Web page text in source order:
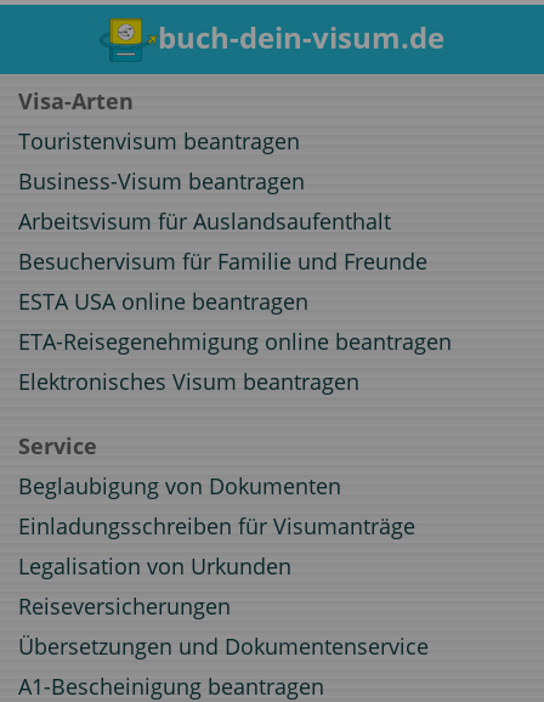
buch-dein-visum.de
Visa-Arten
Touristenvisum beantragen
Business-Visum beantragen
Arbeitsvisum für Auslandsaufenthalt
Besuchervisum für Familie und Freunde
ESTA USA online beantragen
ETA-Reisegenehmigung online beantragen
Elektronisches Visum beantragen
Service
Beglaubigung von Dokumenten
Einladungsschreiben für Visumanträge
Legalisation von Urkunden
Reiseversicherungen
Übersetzungen und Dokumentenservice
A1-Bescheinigung beantragen